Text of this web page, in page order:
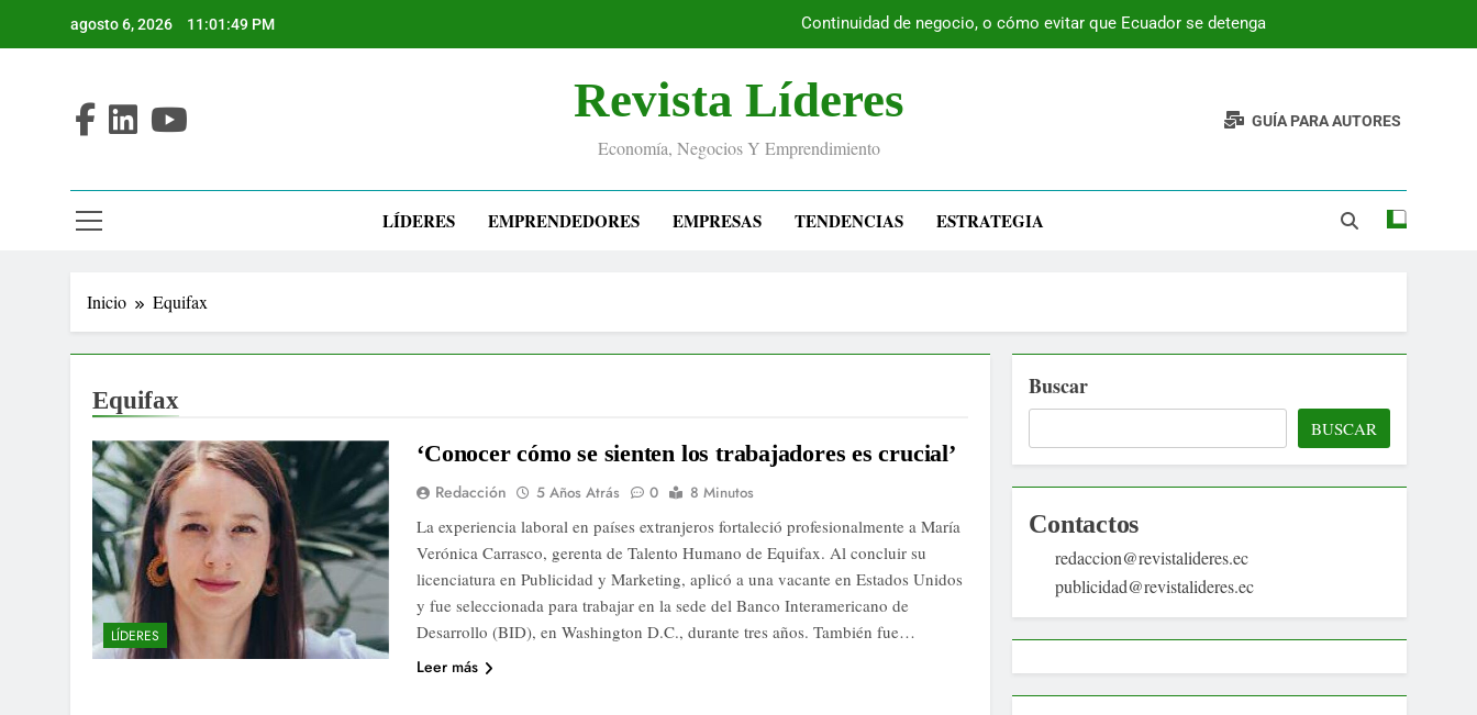
agosto 6, 2026 11:01:49 PM Continuidad de negocio, o cómo evitar que Ecuador se detenga
Revista Líderes
Economía, Negocios Y Emprendimiento
GUÍA PARA AUTORES
LÍDERES EMPRENDEDORES EMPRESAS TENDENCIAS ESTRATEGIA
Inicio Equifax
Equifax
LÍDERES
‘Conocer cómo se sienten los trabajadores es crucial’
Redacción 5 Años Atrás 0 8 Minutos
La experiencia laboral en países extranjeros fortaleció profesionalmente a María
Verónica Carrasco, gerenta de Talento Humano de Equifax. Al concluir su
licenciatura en Publicidad y Marketing, aplicó a una vacante en Estados Unidos
y fue seleccionada para trabajar en la sede del Banco Interamericano de
Desarrollo (BID), en Washington D.C., durante tres años. También fue…
Leer más
Buscar
BUSCAR
Contactos
redaccion@revistalideres.ec
publicidad@revistalideres.ec